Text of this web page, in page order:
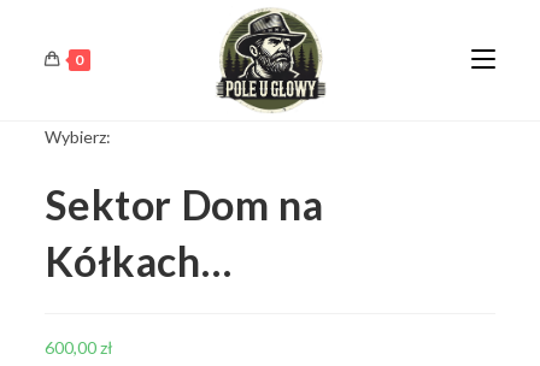
0
Wybierz:
Sektor Dom na
Kółkach…
600,00zł